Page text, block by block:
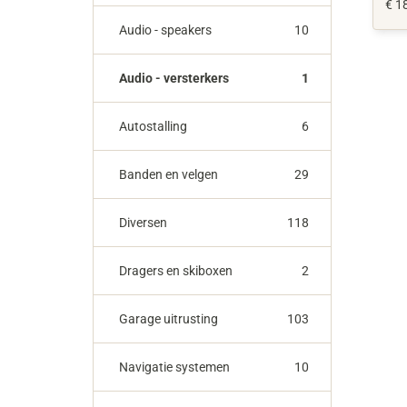
Audio - speakers 10
Audio - versterkers 1
Autostalling 6
Banden en velgen 29
Diversen 118
Dragers en skiboxen 2
Garage uitrusting 103
Navigatie systemen 10
€